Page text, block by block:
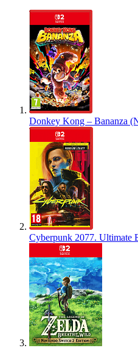
Donkey Kong – Bananza
Cyberpunk 2077. Ultimate